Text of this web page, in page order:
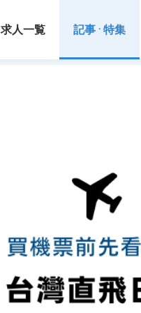
求人一覧 記事 · 特集